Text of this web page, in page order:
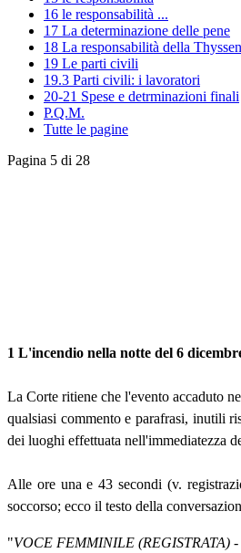
16 le responsabilità ...
17 La determinazione delle pene
18 La responsabilità della Thyssen
19 Le parti civili
19.3 Parti civili: i lavoratori
20-21 Spese e detrminazioni finali
P.Q.M.
Tutte le pagine
Pagina 5 di 28
1 L'incendio nella notte del 6
La Corte ritiene che l'evento accaduto
qualsiasi commento e parafrasi, inutili
dei luoghi effettuata nell'immediatezza
Alle ore una e 43 secondi (v.
soccorso; ecco il testo della
"VOCE FEMMINILE (REGISTRATA) -